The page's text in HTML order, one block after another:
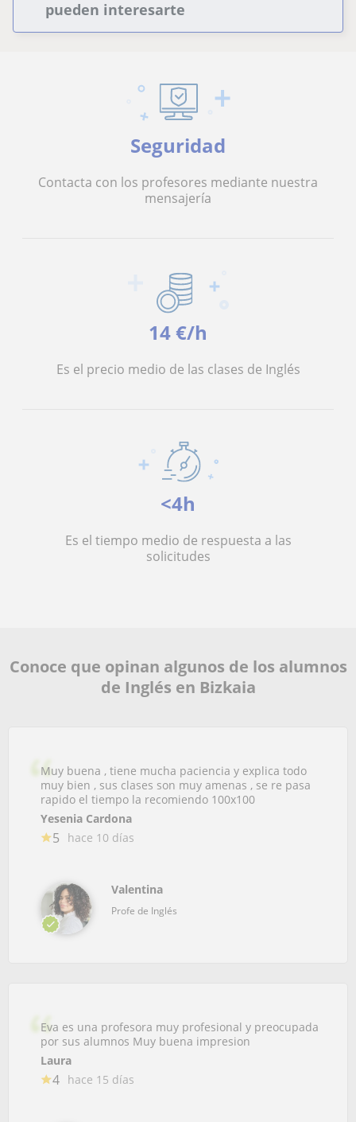
pueden interesarte
Seguridad
Contacta con los profesores mediante nuestra
mensajería
14 €/h
Es el precio medio de las clases de Inglés
<4h
Es el tiempo medio de respuesta a las
solicitudes
Conoce que opinan algunos de los alumnos
de Inglés en Bizkaia
Muy buena , tiene mucha paciencia y explica todo
muy bien , sus clases son muy amenas , se re pasa
rapido el tiempo la recomiendo 100x100
Yesenia Cardona
5 hace 10 días
Valentina
Profe de Inglés
Eva es una profesora muy profesional y preocupada
por sus alumnos Muy buena impresion
Laura
4 hace 15 días